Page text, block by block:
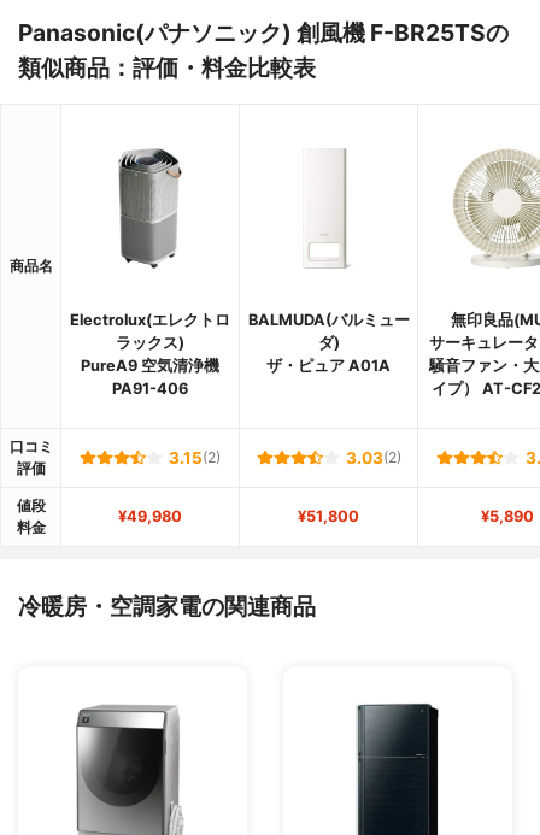
Panasonic(パナソニック) 創風機 F-BR25TSの
類似商品：評価・料金比較表
商品名
Electrolux(エレクトロ
ラックス)
PureA9 空気清浄機
PA91-406
BALMUDA(バルミュー
ダ)
ザ・ピュア A01A
無印良品
サーキュレー
騒音ファン・
イプ） AT-
口コミ
評価
3.15(2) 3.03(2)
値段
料金
¥49,980 ¥51,800 ¥5,890
冷暖房・空調家電の関連商品